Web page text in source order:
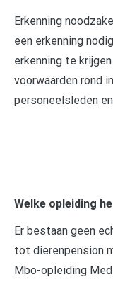
Erkenning
een erkenning
erkenning te
voorwaarden rond
personeelsleden
Welke opleiding
Er bestaan geen
tot dierenpension
Mbo-opleiding